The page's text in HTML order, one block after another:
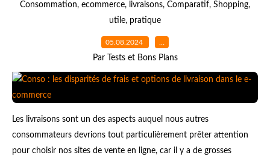
Consommation, ecommerce, livraisons, Comparatif, Shopping,
utile, pratique
05.08.2024 …
Par Tests et Bons Plans
Les livraisons sont un des aspects auquel nous autres
consommateurs devrions tout particulièrement prêter attention
pour choisir nos sites de vente en ligne, car il y a de grosses